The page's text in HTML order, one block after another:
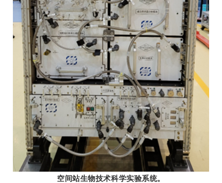
空间站生物技术科学实验系统。